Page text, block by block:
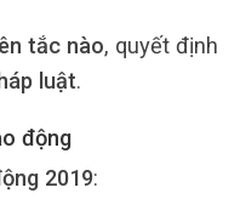
tắc nào, quyết định
luật.
động
2019: